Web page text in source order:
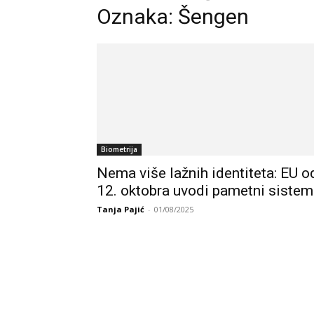
Oznaka: Šengen
Biometrija
Nema više lažnih identiteta: EU
12. oktobra uvodi pametni
Tanja Pajić - 01/08/2025